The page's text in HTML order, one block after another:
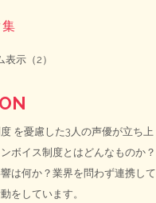
表示（2）
を憂慮した3人の声優が立ち上
ボイス制度とはどんなものか？
は何か？業界を問わず連携して
をしています。